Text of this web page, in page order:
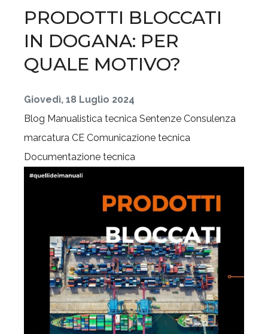
PRODOTTI BLOCCATI
IN DOGANA: PER
QUALE MOTIVO?
Giovedì, 18 Luglio 2024
Blog Manualistica tecnica Sentenze Consulenza
marcatura CE Comunicazione tecnica
Documentazione tecnica